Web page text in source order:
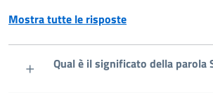
Mostra tutte le risposte
Qual è il significato della parola